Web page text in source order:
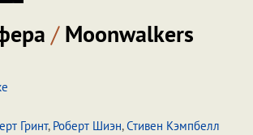
/Moonwalkers
Гринт, Роберт Шиэн,Стивен Кэмпбелл